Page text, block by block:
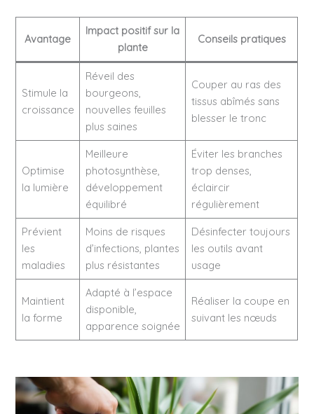
Avantage
Impact positif sur la
plante
Conseils pratiques
Stimule la
croissance
Réveil des
bourgeons,
nouvelles feuilles
plus saines
Couper au ras des
tissus abîmés sans
blesser le tronc
Optimise
la lumière
Meilleure
photosynthèse,
développement
équilibré
Éviter les branches
trop denses,
éclaircir
régulièrement
Prévient
les
maladies
Moins de risques
d’infections, plantes
plus résistantes
Désinfecter toujours
les outils avant
usage
Maintient
la forme
Adapté à l’espace
disponible,
apparence soignée
Réaliser la coupe en
suivant les nœuds